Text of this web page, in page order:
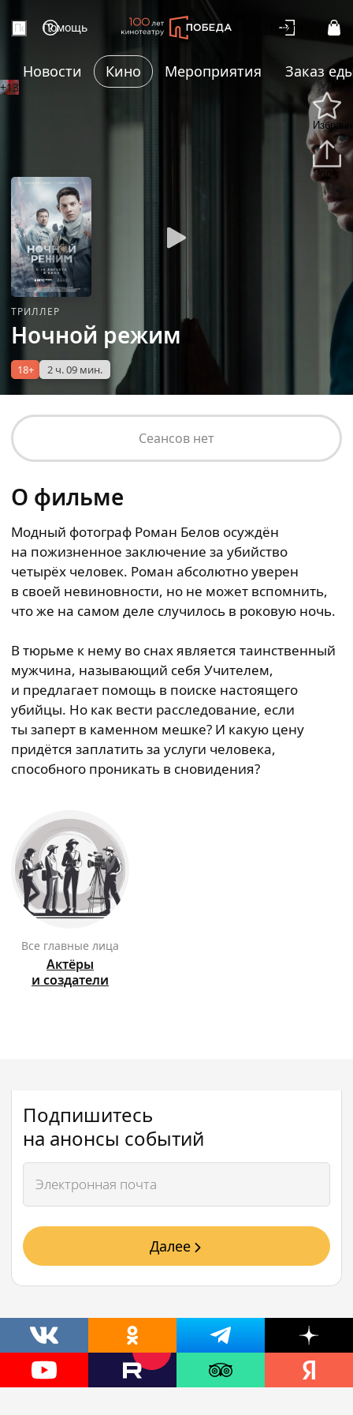
Помощь Войти
Новости Кино Мероприятия Заказ
+13
ТРИЛЛЕР
Ночной режим
18+ 2 ч. 09 мин.
Сеансов нет
О фильме
Модный фотограф Роман Белов осуждён
на пожизненное заключение за убийство
четырёх человек. Роман абсолютно уверен
в своей невиновности, но не может вспомнить,
что же на самом деле случилось в роковую ночь.
В тюрьме к нему во снах является таинственный
мужчина, называющий себя Учителем,
и предлагает помощь в поиске настоящего
убийцы. Но как вести расследование, если
ты заперт в каменном мешке? И какую цену
придётся заплатить за услуги человека,
способного проникать в сновидения?
Все главные лица
Актёры
и создатели
Подпишитесь
на анонсы событий
Далее